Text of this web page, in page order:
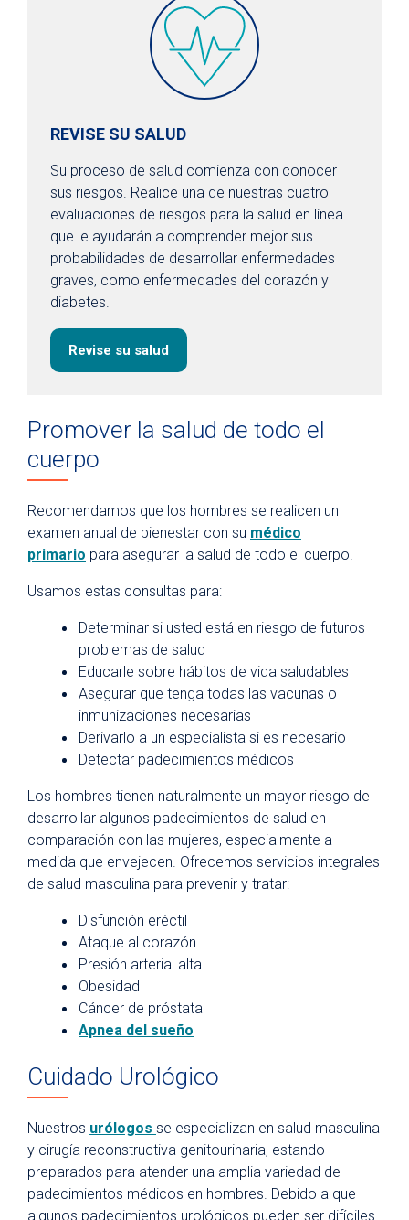
REVISE SU SALUD
Su proceso de salud comienza con conocer
sus riesgos. Realice una de nuestras cuatro
evaluaciones de riesgos para la salud en línea
que le ayudarán a comprender mejor sus
probabilidades de desarrollar enfermedades
graves, como enfermedades del corazón y
diabetes.
Revise su salud
Promover la salud de todo el
cuerpo
Recomendamos que los hombres se realicen un
examen anual de bienestar con su médico
primario para asegurar la salud de todo el cuerpo.
Usamos estas consultas para:
Determinar si usted está en riesgo de futuros
problemas de salud
Educarle sobre hábitos de vida saludables
Asegurar que tenga todas las vacunas o
inmunizaciones necesarias
Derivarlo a un especialista si es necesario
Detectar padecimientos médicos
Los hombres tienen naturalmente un mayor riesgo de
desarrollar algunos padecimientos de salud en
comparación con las mujeres, especialmente a
medida que envejecen. Ofrecemos servicios integrales
de salud masculina para prevenir y tratar:
Disfunción eréctil
Ataque al corazón
Presión arterial alta
Obesidad
Cáncer de próstata
Apnea del sueño
Cuidado Urológico
Nuestros urólogos se especializan en salud masculina
y cirugía reconstructiva genitourinaria, estando
preparados para atender una amplia variedad de
padecimientos médicos en hombres. Debido a que
algunos padecimientos urológicos pueden ser difíciles